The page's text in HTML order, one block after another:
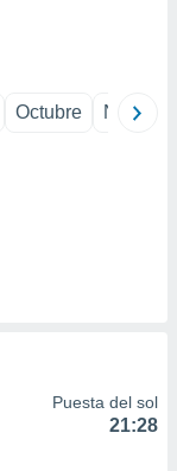
Octubre
Puesta del sol
21:28